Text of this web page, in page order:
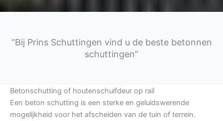
“Bij Prins Schuttingen vind u de beste betonnen
schuttingen”
Betonschutting of houtenschuifdeur op rail
Een beton schutting is een sterke en geluidswerende
mogelijkheid voor het afscheiden van de tuin of terrein.